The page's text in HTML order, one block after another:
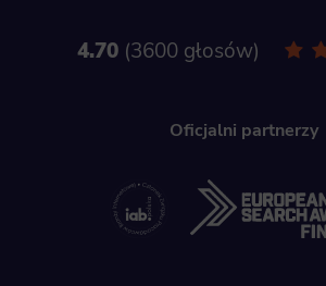
4.70 3600 głosów
Oficjalni partnerzy